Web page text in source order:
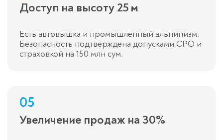
Доступ на высоту 25 м
Есть автовышка и промышленный альпинизм.
Безопасность подтверждена допусками СРО и
страховкой на 150 млн сум.
05
Увеличение продаж на 30%